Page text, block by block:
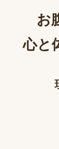
お
心と